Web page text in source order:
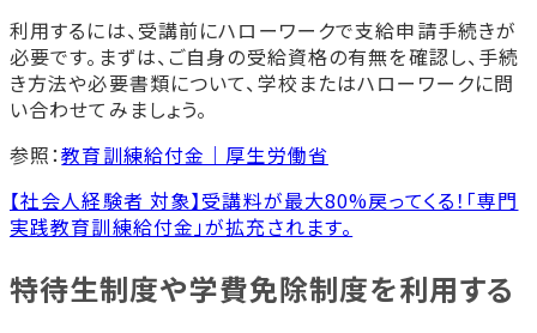
利用するには、受講前にハローワークで支給申請手続きが
必要です。まずは、ご自身の受給資格の有無を確認し、手続
き方法や必要書類について、学校またはハローワークに問
い合わせてみましょう。
参照：教育訓練給付金｜厚生労働省
【社会人経験者 対象】受講料が最大80%戻ってくる！「専門
実践教育訓練給付金」が拡充されます。
特待生制度や学費免除制度を利用する